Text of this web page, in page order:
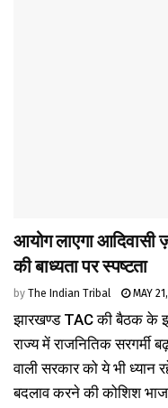
आयोग लाएगा आदिवासी
की बाध्यता पर स्पष्टता
by The Indian Tribal MAY
झारखण्ड TAC की बैठक के
राज्य में राजनितिक सरगर्मी
वाली सरकार को ये भी
बदलाव करने की कोशिश